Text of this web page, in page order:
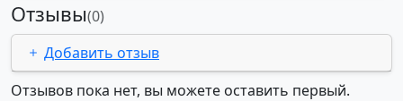
Отзывы(0)
Добавить отзыв
Отзывов пока нет, вы можете оставить первый.